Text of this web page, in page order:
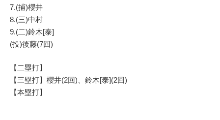
7.(捕)櫻井
8.(三)中村
9.(二)鈴木[泰]
(投)後藤(7回)
【二塁打】
【三塁打】櫻井(2回)、鈴木[泰](2回)
【本塁打】